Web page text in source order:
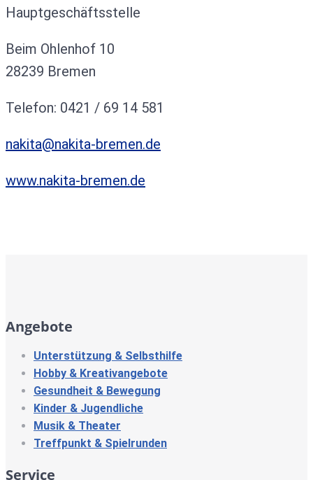
Hauptgeschäftsstelle
Beim Ohlenhof 10
28239 Bremen
Telefon: 0421 / 69 14 581
nakita@nakita-bremen.de
www.nakita-bremen.de
Angebote
Unterstützung & Selbsthilfe
Hobby & Kreativangebote
Gesundheit & Bewegung
Kinder & Jugendliche
Musik & Theater
Treffpunkt & Spielrunden
Service